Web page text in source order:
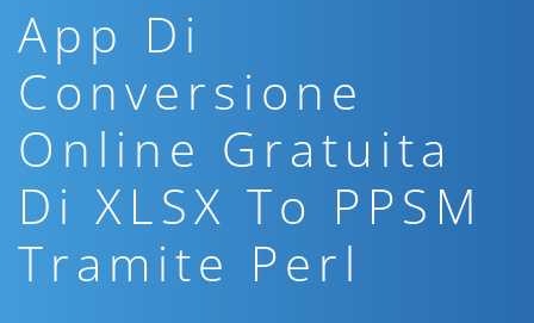
App Di
Conversione
Online Gratuita
Di XLSX To PPSM
Tramite Perl